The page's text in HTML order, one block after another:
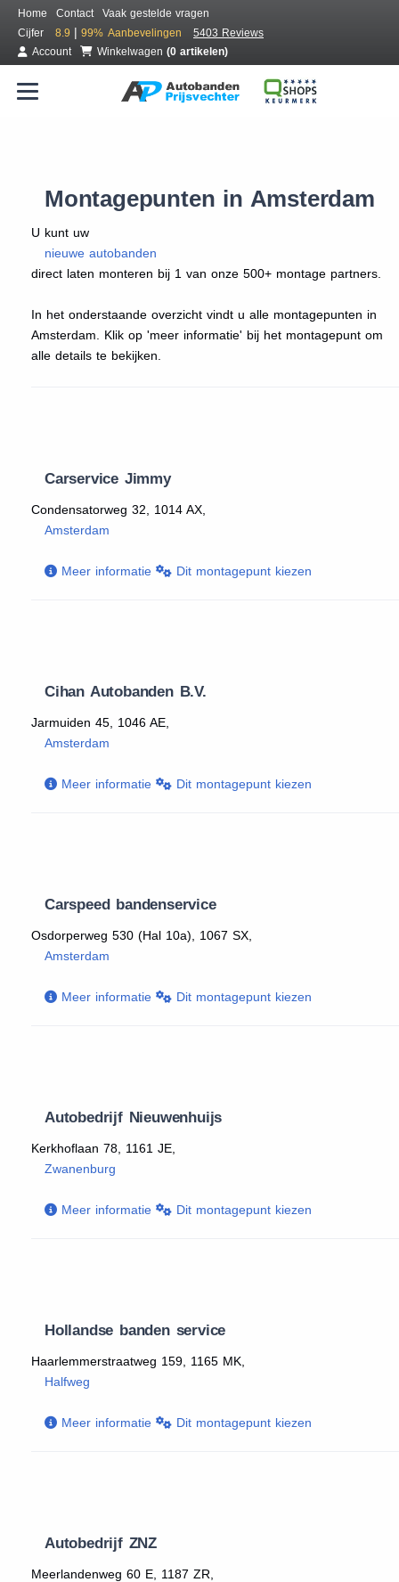
Home Contact
Vaak gestelde vragen
Cijfer
8.9 | 99% Aanbevelingen
5403 Reviews
Account
Winkelwagen (0 artikelen)
Montagepunten in Amsterdam
U kunt uw
nieuwe autobanden
direct laten monteren bij 1 van onze 500+ montage partners.
In het onderstaande overzicht vindt u alle montagepunten in
Amsterdam. Klik op 'meer informatie' bij het montagepunt om
alle details te bekijken.
Carservice Jimmy
Condensatorweg 32, 1014 AX,
Amsterdam
Meer informatie Dit montagepunt kiezen
Cihan Autobanden B.V.
Jarmuiden 45, 1046 AE,
Amsterdam
Meer informatie Dit montagepunt kiezen
Carspeed bandenservice
Osdorperweg 530 (Hal 10a), 1067 SX,
Amsterdam
Meer informatie Dit montagepunt kiezen
Autobedrijf Nieuwenhuijs
Kerkhoflaan 78, 1161 JE,
Zwanenburg
Meer informatie Dit montagepunt kiezen
Hollandse banden service
Haarlemmerstraatweg 159, 1165 MK,
Halfweg
Meer informatie Dit montagepunt kiezen
Autobedrijf ZNZ
Meerlandenweg 60 E, 1187 ZR,